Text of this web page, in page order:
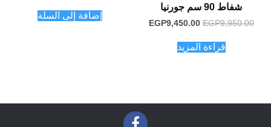
شفاط 90 سم جورنيا
EGP9,950.00
السعر
هو:
EGP9,950.00.
EGP9,450.00
قراءة المزيد
إضافة إلى السلة